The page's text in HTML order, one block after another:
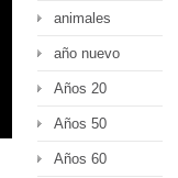
animales
año nuevo
Años 20
Años 50
Años 60